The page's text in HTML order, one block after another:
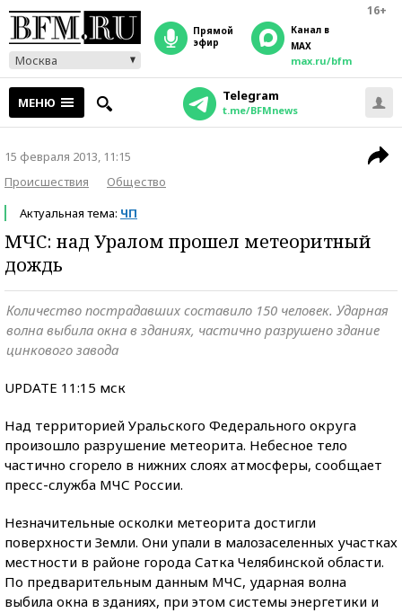
16+
Москва
прямой
эфир
Канал в
MAX
max.ru/bfm
МЕНЮ Telegram
t.me/BFMnews
15 февраля 2013, 11:15
Происшествия
Общество
Актуальная тема: ЧП
МЧС: над Уралом прошел метеоритный
дождь
Количество пострадавших составило 150 человек. Ударная
волна выбила окна в зданиях, частично разрушено здание
цинкового завода
UPDATE 11:15 мск
Над территорией Уральского Федерального округа
произошло разрушение метеорита. Небесное тело
частично сгорело в нижних слоях атмосферы, сообщает
пресс-служба МЧС России.
Незначительные осколки метеорита достигли
поверхности Земли. Они упали в малозаселенных участках
местности в районе города Сатка Челябинской области.
По предварительным данным МЧС, ударная волна
выбила окна в зданиях, при этом системы энергетики и